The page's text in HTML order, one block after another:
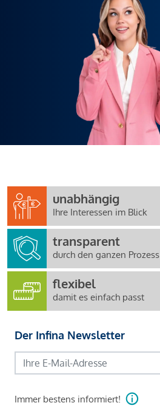
unabhängig
Ihre Interessen im Blick
transparent
durch den ganzen Prozess
flexibel
damit es einfach passt
Der Infina Newsletter
Immer bestens informiert!